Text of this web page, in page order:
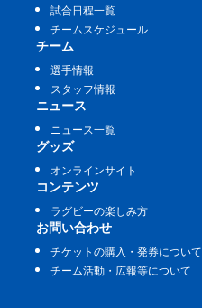
試合日程一覧
チームスケジュール
チーム
選手情報
スタッフ情報
ニュース
ニュース一覧
グッズ
オンラインサイト
コンテンツ
ラグビーの楽しみ方
お問い合わせ
チケットの購入・発券について
チーム活動・広報等について